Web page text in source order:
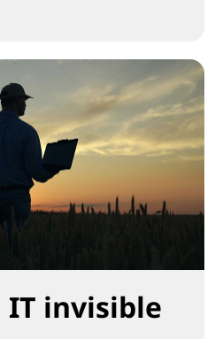
IT invisible